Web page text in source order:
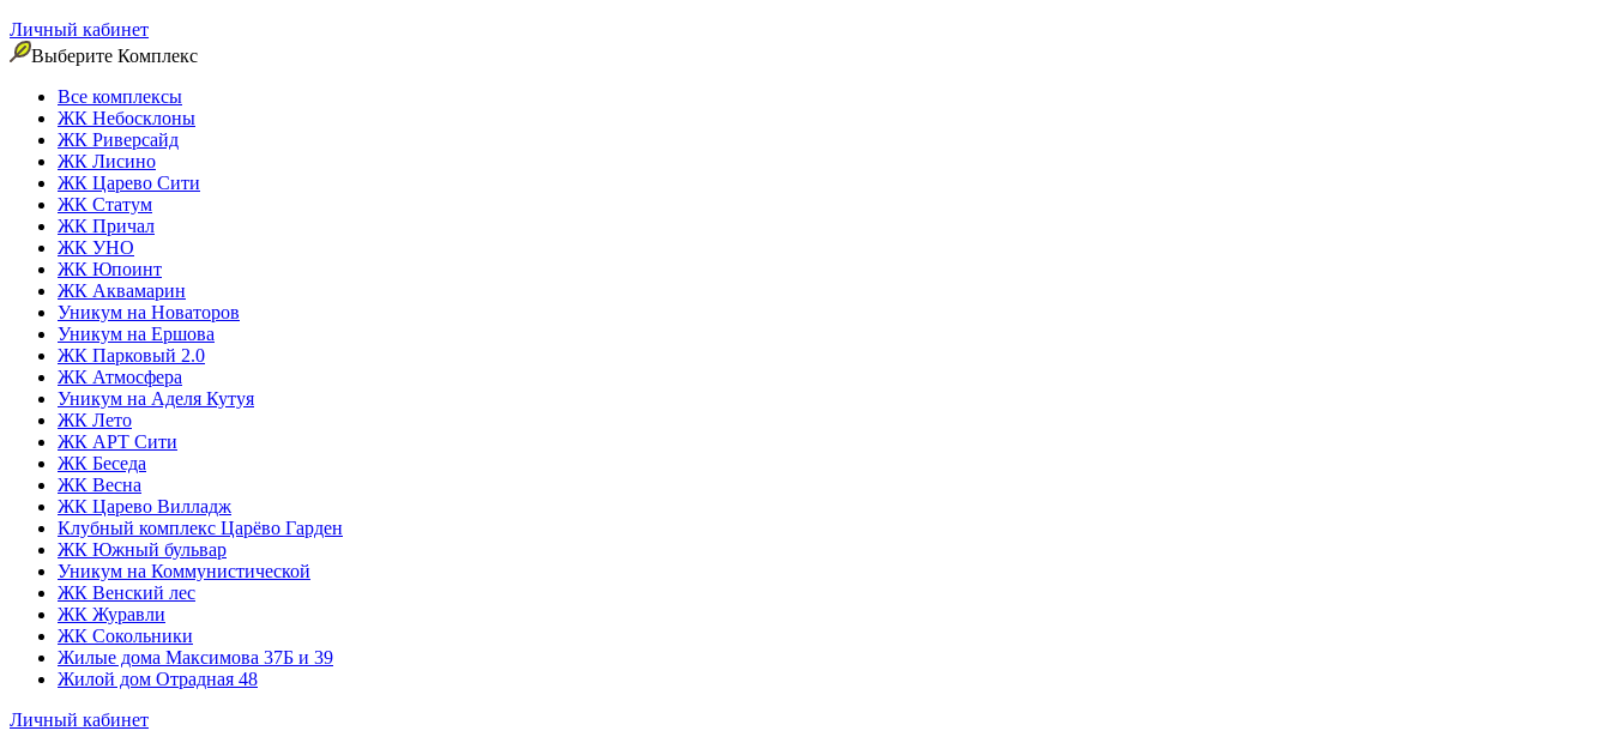
Личный кабинет
Выберите Комплекс
Все комплексы
ЖК Небосклоны
ЖК Риверсайд
ЖК Лисино
ЖК Царево Сити
ЖК Статум
ЖК Причал
ЖК УНО
ЖК Юпоинт
ЖК Аквамарин
Уникум на Новаторов
Уникум на Ершова
ЖК Парковый 2.0
ЖК Атмосфера
Уникум на Аделя Кутуя
ЖК Лето
ЖК АРТ Сити
ЖК Беседа
ЖК Весна
ЖК Царево Вилладж
Клубный комплекс Царёво Гарден
ЖК Южный бульвар
Уникум на Коммунистической
ЖК Венский лес
ЖК Журавли
ЖК Сокольники
Жилые дома Максимова 37Б и 39
Жилой дом Отрадная 48
Личный кабинет